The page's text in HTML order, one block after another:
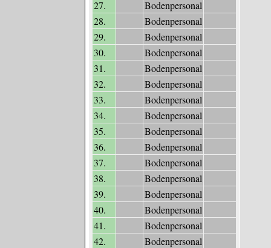
27.
Bodenpersonal
28.
Bodenpersonal
29.
Bodenpersonal
30.
Bodenpersonal
31.
Bodenpersonal
32.
Bodenpersonal
33.
Bodenpersonal
34.
Bodenpersonal
35.
Bodenpersonal
36.
Bodenpersonal
37.
Bodenpersonal
38.
Bodenpersonal
39.
Bodenpersonal
40.
Bodenpersonal
41.
Bodenpersonal
42.
Bodenpersonal